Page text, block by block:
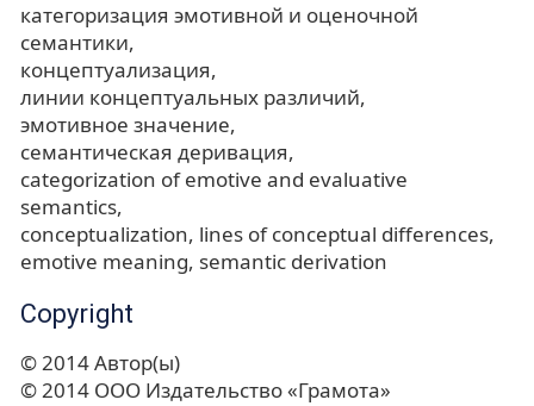
категоризация эмотивной и оценочной
семантики
концептуализация
линии концептуальных различий
эмотивное значение
семантическая деривация
categorization of emotive and evaluative
semantics
conceptualization lines of conceptual differences
emotive meaning semantic derivation
Copyright
© 2014 Автор(ы)
© 2014 ООО Издательство «Грамота»